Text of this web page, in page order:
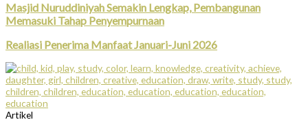
Masjid Nuruddiniyah Semakin Lengkap, Pembangunan
Memasuki Tahap Penyempurnaan
Realiasi Penerima Manfaat Januari-Juni 2026
Artikel